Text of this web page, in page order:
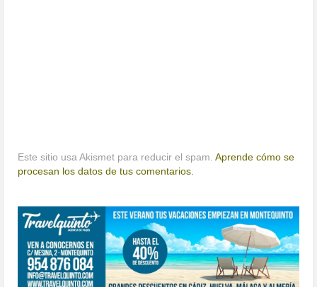
Este sitio usa Akismet para reducir el spam.Aprende cómo se
procesan los datos de tus comentarios.